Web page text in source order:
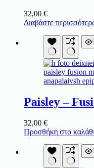
32,00 €
Διαβάστε
Paisley –
32,00 €
Προσθήκη στο καλάθι